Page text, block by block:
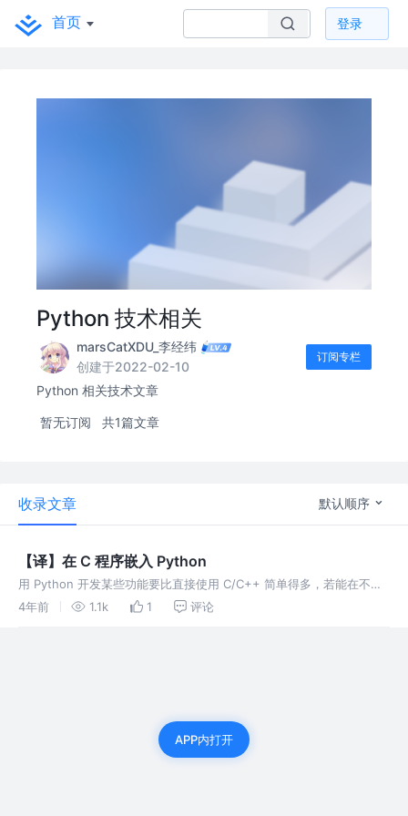
首页 登录
Python 技术相关
marsCatXDU_李经纬
创建于2022-02-10
订阅专栏
Python 相关技术文章
暂无订阅 共1篇文章
收录文章 默认顺序
【译】在 C 程序嵌入 Python
用 Python 开发某些功能要比直接使用 C/C++ 简单得多，若能在不得
不使用 C/C++ 开发主程序时嵌入 Python 将多是一件美事啊。本文是
4年前 1.1k 1 评论
APP内打开